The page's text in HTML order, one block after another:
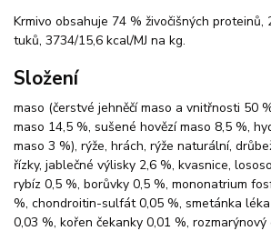
Krmivo obsahuje 74 % živočišných proteinů,
tuků, 3734/15,6 kcal/MJ na kg.
Složení
maso (čerstvé jehněčí maso a vnitřnosti 50
maso 14,5 %, sušené hovězí maso 8,5 %,
maso 3 %), rýže, hrách, rýže naturální,
řízky, jablečné výlisky 2,6 %, kvasnice,
rybíz 0,5 %, borůvky 0,5 %, mononatrium
%, chondroitin-sulfát 0,05 %, smetánka
0,03 %, kořen čekanky 0,01 %,